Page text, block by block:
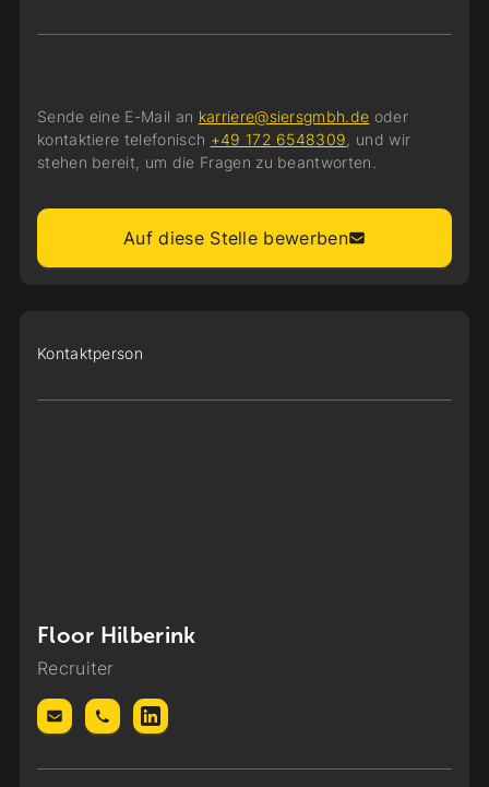
Sende eine E-Mail an karriere@siersgmbh.de oder
kontaktiere telefonisch +49 172 6548309, und wir
stehen bereit, um die Fragen zu beantworten.
Auf diese Stelle bewerben
Kontaktperson
Floor Hilberink
Recruiter